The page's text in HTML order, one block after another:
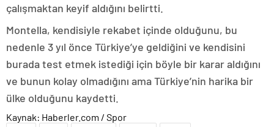
çalışmaktan keyif aldığını belirtti.
Montella, kendisiyle rekabet içinde olduğunu, bu
nedenle 3 yıl önce Türkiye’ye geldiğini ve kendisini
burada test etmek istediği için böyle bir karar aldığını
ve bunun kolay olmadığını ama Türkiye’nin harika bir
ülke olduğunu kaydetti.
Kaynak: Haberler.com / Spor